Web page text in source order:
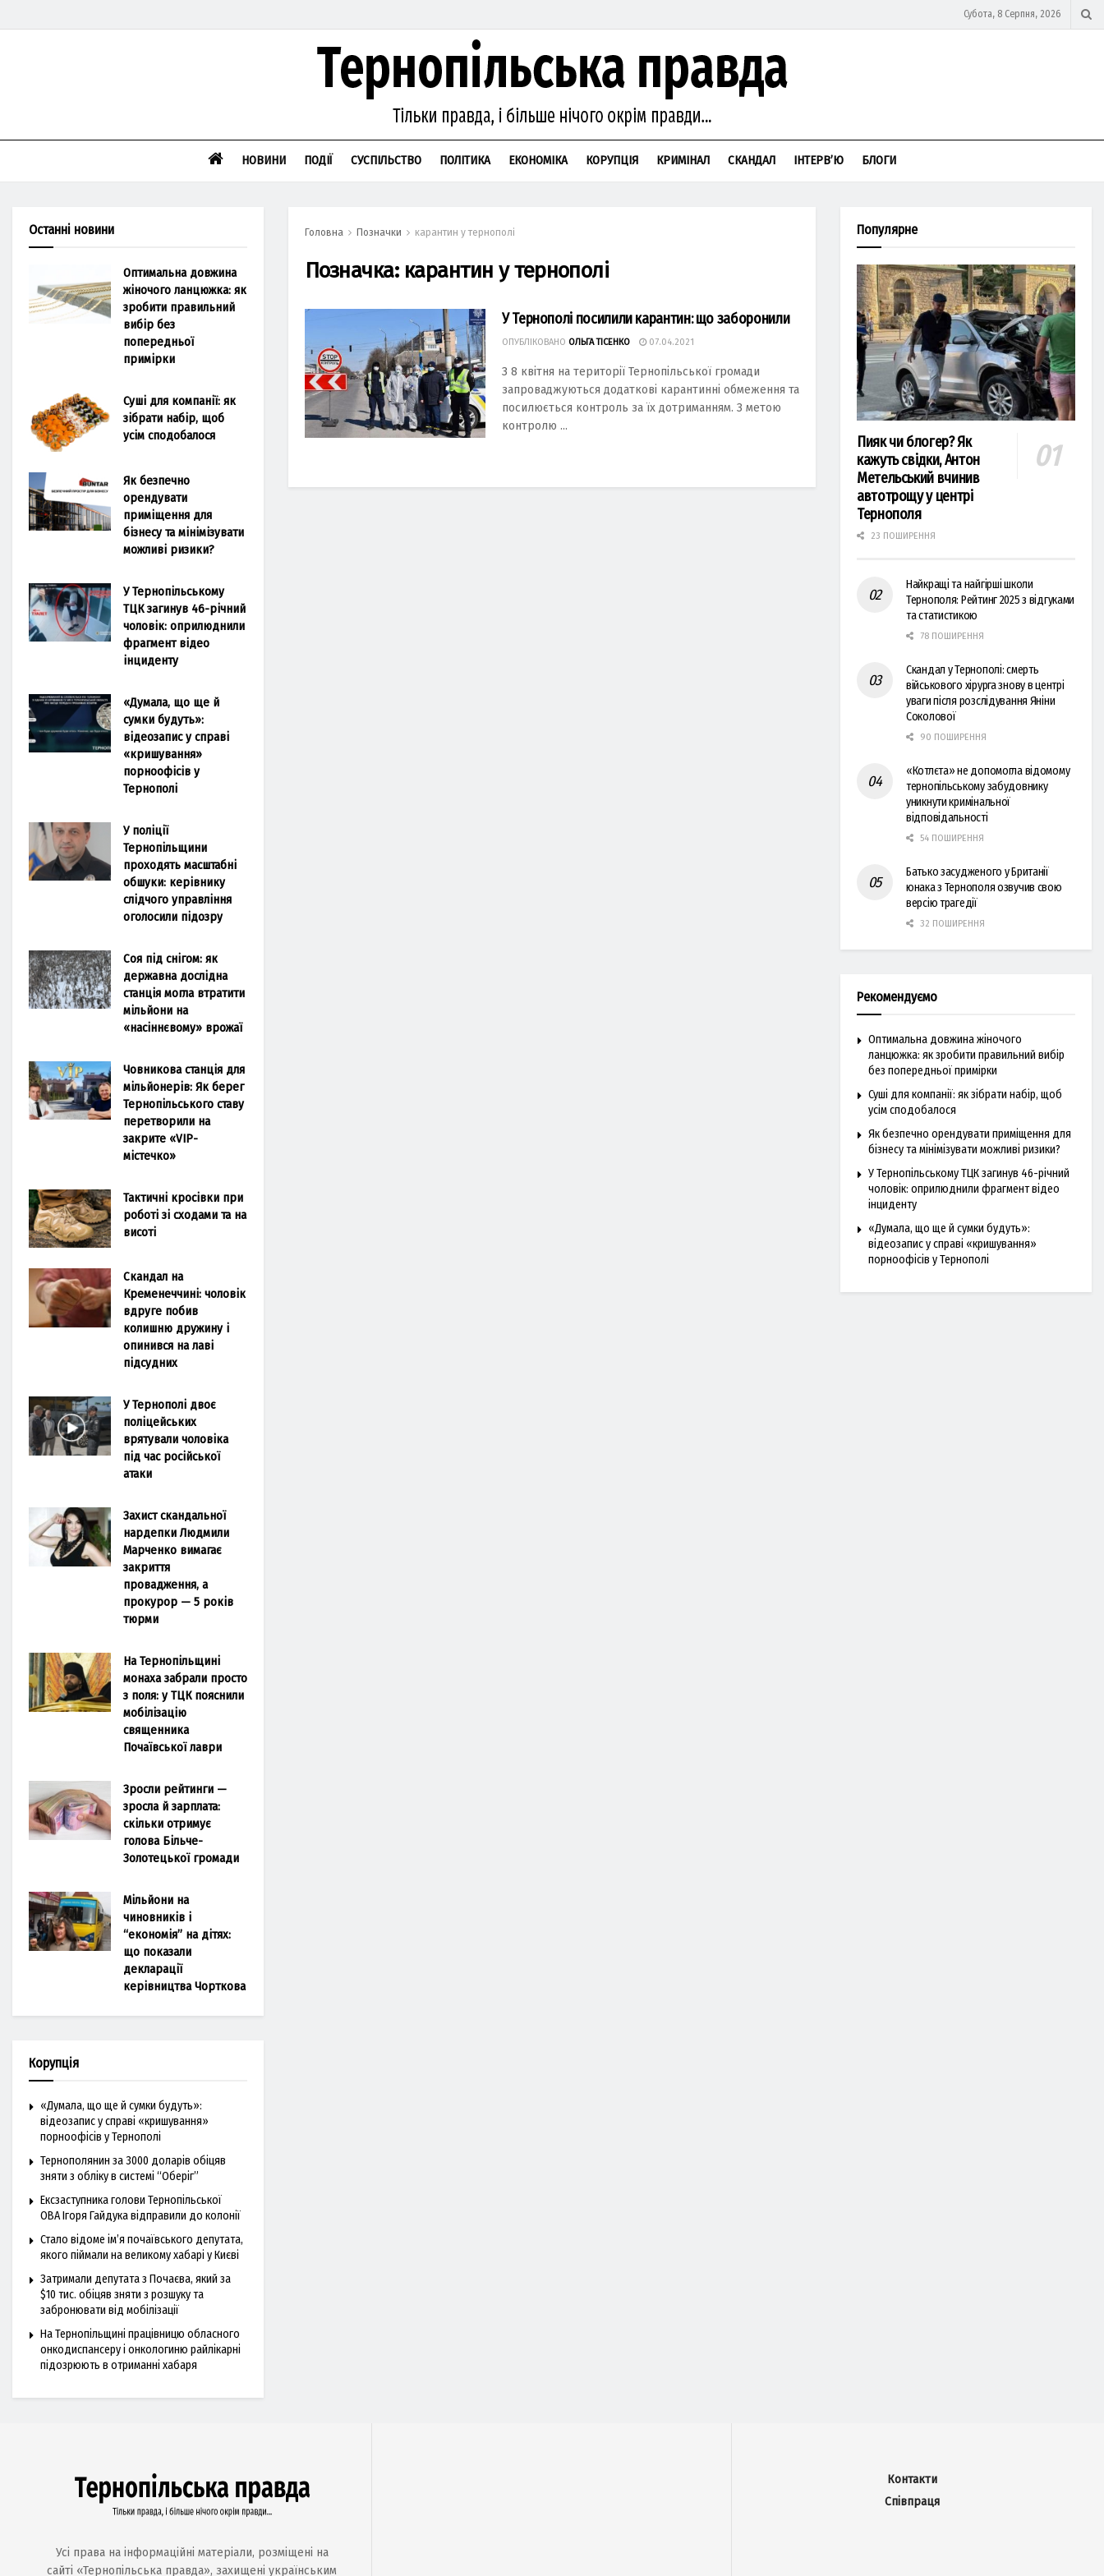
Субота, 8 Серпня, 2026
НОВИНИ ПОДІЇ СУСПІЛЬСТВО ПОЛІТИКА ЕКОНОМІКА КОРУПЦІЯ КРИМІНАЛ СКАНДАЛ ІНТЕРВ’Ю БЛОГИ
Головна Позначки карантин у тернополі
Позначка: карантин у тернополі
У Тернополі посилили карантин: що заборонили
ОПУБЛІКОВАНО ОЛЬГА ТІСЕНКО 07.04.2021
З 8 квітня на території Тернопільської громади
запроваджуються додаткові карантинні обмеження та
посилюється контроль за їх дотриманням. З метою
контролю ...
Останні новини
Оптимальна довжина
жіночого ланцюжка: як
зробити правильний
вибір без
попередньої
примірки
Суші для компанії: як
зібрати набір, щоб
усім сподобалося
Як безпечно
орендувати
приміщення для
бізнесу та мінімізувати
можливі ризики?
У Тернопільському
ТЦК загинув 46-річний
чоловік: оприлюднили
фрагмент відео
інциденту
«Думала, що ще й
сумки будуть»:
відеозапис у справі
«кришування»
порноофісів у
Тернополі
У поліції
Тернопільщини
проходять масштабні
обшуки: керівнику
слідчого управління
оголосили підозру
Соя під снігом: як
державна дослідна
станція могла втратити
мільйони на
«насіннєвому» врожаї
Човникова станція для
мільйонерів: Як берег
Тернопільського ставу
перетворили на
закрите «VIP-
містечко»
Тактичні кросівки при
роботі зі сходами та на
висоті
Скандал на
Кременеччині: чоловік
вдруге побив
колишню дружину і
опинився на лаві
підсудних
У Тернополі двоє
поліцейських
врятували чоловіка
під час російської
атаки
Захист скандальної
нардепки Людмили
Марченко вимагає
закриття
провадження, а
прокурор — 5 років
тюрми
На Тернопільщині
монаха забрали просто
з поля: у ТЦК пояснили
мобілізацію
священника
Почаївської лаври
Зросли рейтинги —
зросла й зарплата:
скільки отримує
голова Більче-
Золотецької громади
Мільйони на
чиновників і
“економія” на дітях:
що показали
декларації
керівництва Чорткова
Корупція
«Думала, що ще й сумки будуть»:
відеозапис у справі «кришування»
порноофісів у Тернополі
Тернополянин за 3000 доларів обіцяв
зняти з обліку в системі “Оберіг”
Ексзаступника голови Тернопільської
ОВА Ігоря Гайдука відправили до колонії
Стало відоме ім’я почаївського депутата,
якого піймали на великому хабарі у Києві
Затримали депутата з Почаєва, який за
$10 тис. обіцяв зняти з розшуку та
забронювати від мобілізації
На Тернопільщині працівницю обласного
онкодиспансеру і онкологиню райлікарні
підозрюють в отриманні хабаря
Популярне
Пияк чи блогер? Як
кажуть свідки, Антон
Метельський вчинив
автотрощу у центрі
Тернополя
23 ПОШИРЕННЯ
Найкращі та найгірші школи
Тернополя: Рейтинг 2025 з відгуками
та статистикою
78 ПОШИРЕННЯ
Скандал у Тернополі: смерть
військового хірурга знову в центрі
уваги після розслідування Яніни
Соколової
90 ПОШИРЕННЯ
«Котлєта» не допомогла відомому
тернопільському забудовнику
уникнути кримінальної
відповідальності
54 ПОШИРЕННЯ
Батько засудженого у Британії
юнака з Тернополя озвучив свою
версію трагедії
32 ПОШИРЕННЯ
Рекомендуємо
Оптимальна довжина жіночого
ланцюжка: як зробити правильний вибір
без попередньої примірки
Суші для компанії: як зібрати набір, щоб
усім сподобалося
Як безпечно орендувати приміщення для
бізнесу та мінімізувати можливі ризики?
У Тернопільському ТЦК загинув 46-річний
чоловік: оприлюднили фрагмент відео
інциденту
«Думала, що ще й сумки будуть»:
відеозапис у справі «кришування»
порноофісів у Тернополі
Усі права на інформаційні матеріали, розміщені на
сайті «Тернопільська правда», захищені українським
Контакти
Співпраця